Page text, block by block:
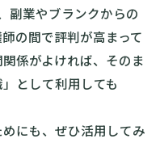
副業やブランクからの
の間で評判が高まって
係がよければ、そのま
として利用しても
にも、ぜひ活用してみ